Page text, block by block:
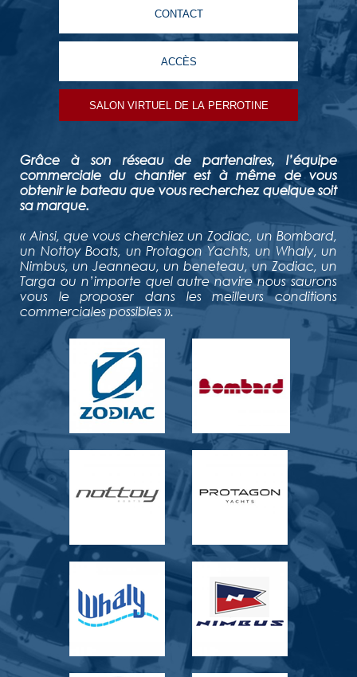
CONTACT
ACCÈS
SALON VIRTUEL DE LA PERROTINE
Grâce à son réseau de partenaires, l’équipe
commerciale du chantier est à même de vous
obtenir le bateau que vous recherchez quelque soit
sa marque.
« Ainsi, que vous cherchiez un Zodiac, un Bombard,
un Nottoy Boats, un Protagon Yachts, un Whaly, un
Nimbus, un Jeanneau, un beneteau, un Zodiac, un
Targa ou n’importe quel autre navire nous saurons
vous le proposer dans les meilleurs conditions
commerciales possibles ».